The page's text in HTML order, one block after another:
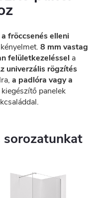
a fröccsenés elleni
8 mm vastag
felületkezeléssel a
univerzális rögzítés
a padlóra vagy a
panelek
sorozatunkat